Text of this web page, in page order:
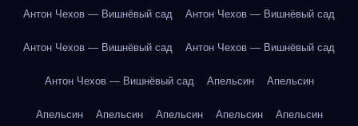
Антон Чехов — Вишнёвый сад Антон Чехов — Вишнёвый сад
Антон Чехов — Вишнёвый сад Антон Чехов — Вишнёвый сад
Антон Чехов — Вишнёвый сад Апельсин Апельсин
Апельсин Апельсин Апельсин Апельсин Апельсин